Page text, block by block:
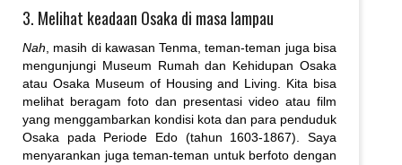
3. Melihat keadaan Osaka di masa lampau
Nah , masih di kawasan Tenma, teman-teman juga bisa
mengunjungi Museum Rumah dan Kehidupan Osaka
atau Osaka Museum of Housing and Living. Kita bisa
melihat beragam foto dan presentasi video atau film
yang menggambarkan kondisi kota dan para penduduk
Osaka pada Periode Edo (tahun 1603-1867). Saya
menyarankan juga teman-teman untuk berfoto dengan